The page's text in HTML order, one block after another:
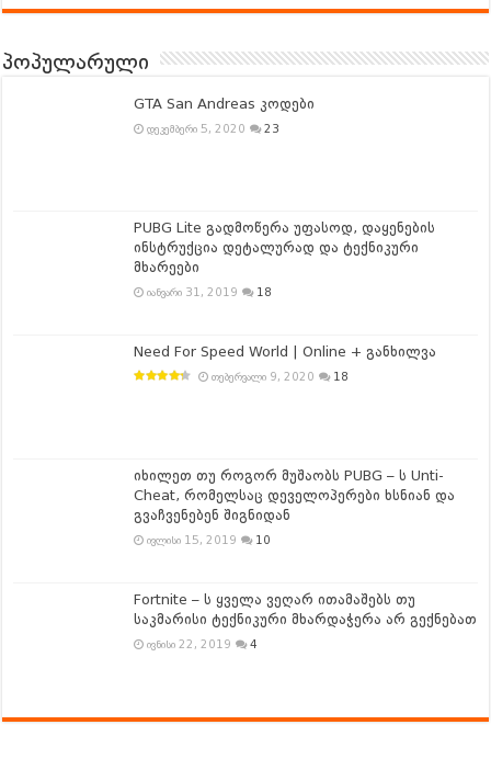
პოპულარული
GTA San Andreas კოდები
დეკემბერი 5, 2020 23
PUBG Lite გადმოწერა უფასოდ, დაყენების
ინსტრუქცია დეტალურად და ტექნიკური
მხარეები
იანვარი 31, 2019 18
Need For Speed World | Online + განხილვა
თებერვალი 9, 2020 18
იხილეთ თუ როგორ მუშაობს PUBG – ს Unti-
Cheat, რომელსაც დეველოპერები ხსნიან და
გვაჩვენებენ შიგნიდან
ივლისი 15, 2019 10
Fortnite – ს ყველა ვეღარ ითამაშებს თუ
საკმარისი ტექნიკური მხარდაჭერა არ გექნებათ
ივნისი 22, 2019 4